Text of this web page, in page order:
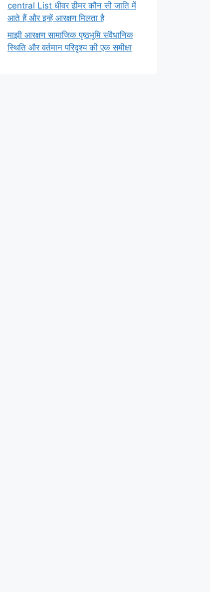
central List धीवर ढीमर कौन सी जाति में
आते हैं और इन्हें आरक्षण मिलता है
माझी आरक्षण सामाजिक पृष्ठभूमि संवैधानिक
स्थिति और वर्तमान परिदृश्य की एक समीक्षा